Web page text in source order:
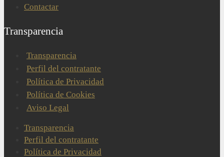
Contactar
Transparencia
Transparencia
Perfil del contratante
Política de Privacidad
Política de Cookies
Aviso Legal
Transparencia
Perfil del contratante
Política de Privacidad